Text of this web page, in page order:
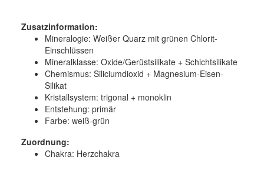
Zusatzinformation:
Mineralogie: Weißer Quarz mit grünen Chlorit-
Einschlüssen
Mineralklasse: Oxide/Gerüstsilikate + Schichtsilikate
Chemismus: Siliciumdioxid + Magnesium-Eisen-
Silikat
Kristallsystem: trigonal + monoklin
Entstehung: primär
Farbe: weiß-grün
Zuordnung:
Chakra: Herzchakra